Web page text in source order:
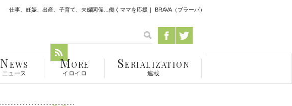
仕事、妊娠、出産、子育て、夫婦関係…働くママを応援｜ BRAVA（ブラーバ）
NEWS
ニュース
MORE
イロイロ
SERIALIZATION
連載